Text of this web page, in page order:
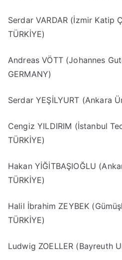
Serdar VARDAR (İzmir Katip
TÜRKİYE)
Andreas VÖTT (Johannes
GERMANY)
Serdar YEŞİLYURT (Ankara
Cengiz YILDIRIM (İstanbul
TÜRKİYE)
Hakan YİĞİTBAŞIOĞLU
TÜRKİYE)
Halil İbrahim ZEYBEK
TÜRKİYE)
Ludwig ZOELLER (Bayreuth